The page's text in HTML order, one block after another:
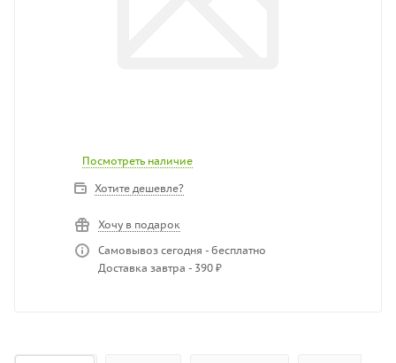
Посмотреть наличие
Хотите дешевле?
Хочу в подарок
Самовывоз сегодня - бесплатно
Доставка завтра - 390 ₽